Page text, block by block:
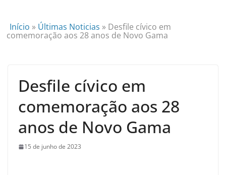
Início » Últimas Noticias » Desfile cívico em
comemoração aos 28 anos de Novo Gama
Desfile cívico em
comemoração aos 28
anos de Novo Gama
15 de junho de 2023